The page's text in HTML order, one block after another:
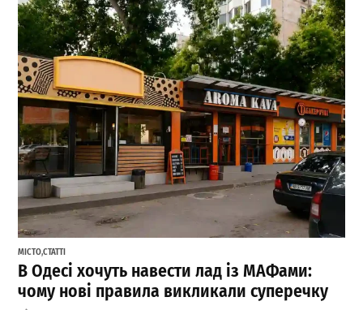
МІСТО,СТАТТІ
В Одесі хочуть навести лад із МАФами:
чому нові правила викликали суперечку